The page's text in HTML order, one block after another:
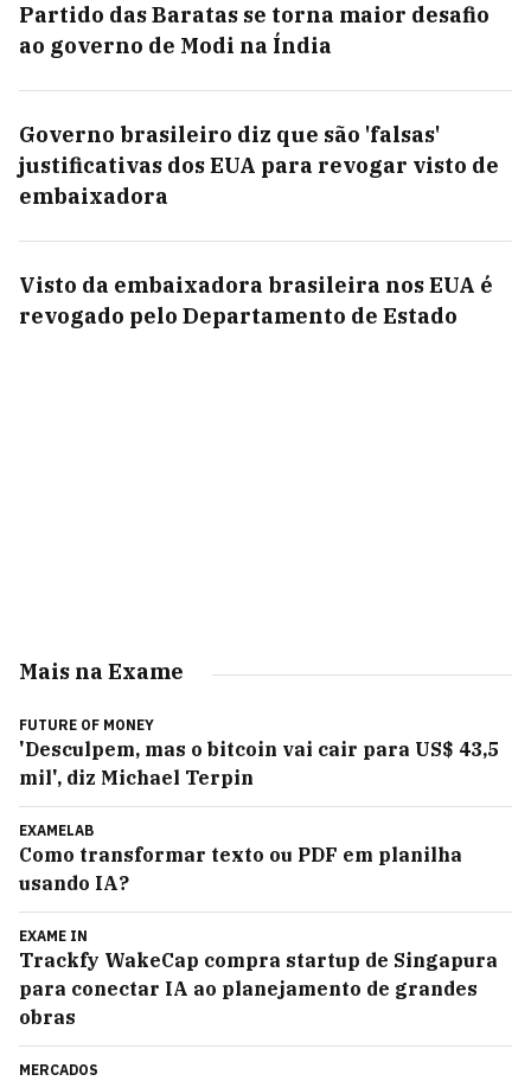
Partido das Baratas se torna maior desafio
ao governo de Modi na Índia
Governo brasileiro diz que são 'falsas'
justificativas dos EUA para revogar visto de
embaixadora
Visto da embaixadora brasileira nos EUA é
revogado pelo Departamento de Estado
Mais na Exame
FUTURE OF MONEY
'Desculpem, mas o bitcoin vai cair para US$ 43,5
mil', diz Michael Terpin
EXAMELAB
Como transformar texto ou PDF em planilha
usando IA?
EXAME IN
Trackfy WakeCap compra startup de Singapura
para conectar IA ao planejamento de grandes
obras
MERCADOS